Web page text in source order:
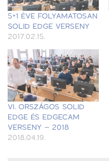
5+1 ÉVE FOLYAMATOSAN
SOLID EDGE VERSENY
2017.02.15.
VI. ORSZÁGOS SOLID
EDGE ÉS EDGECAM
VERSENY – 2018
2018.04.19.